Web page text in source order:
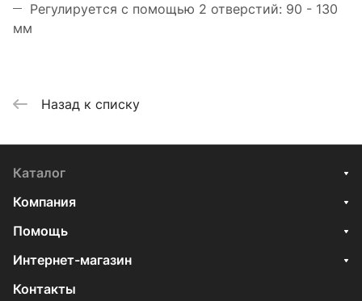
Регулируется с помощью 2 отверстий: 90 - 130
мм
Назад к списку
Каталог
Компания
Помощь
Интернет-магазин
Контакты